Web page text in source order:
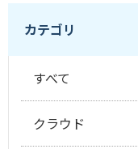
カテゴリ
すべて
クラウド